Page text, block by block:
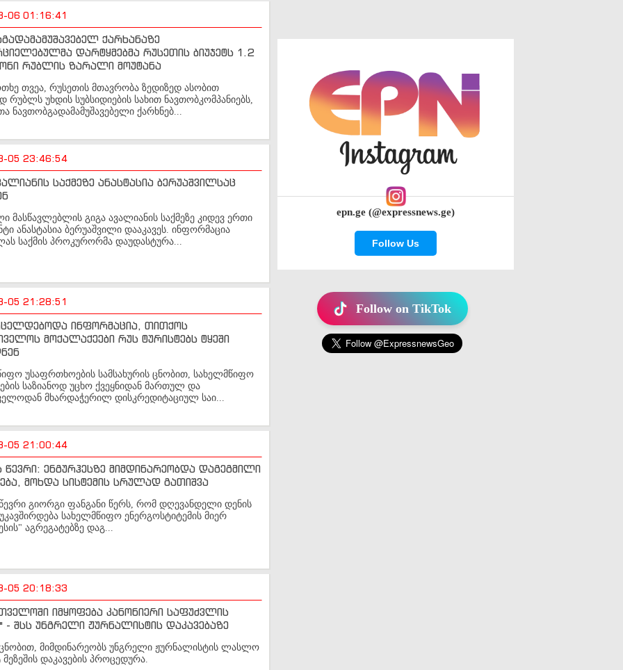
06 01:16:41
ქარხანაზე
დარტყმებმა რუსეთის ბიუჯეტს 1.2
რუბლის ზარალი მოუტანა
თვეა, რუსეთის მთავრობა ზედიზედ ასობით
რუბლს უხდის სუბსიდიების სახით ნავთობკომპანიებს,
ნავთობგადამამუშავებელი ქარხნებ...
05 23:46:54
საქმეზე ანასტასია ბერუაშვილსაც
მასწავლებლის გიგა ავალიანის საქმეზე კიდევ ერთი
ანასტასია ბერუაშვილი დააკავეს. ინფორმაცია
საქმის პროკურორმა დაუდასტურა...
05 21:28:51
ინფორმაცია, თითქოს
მოქალაქეები რუს ტურისტებს ტყეში
უსაფრთხოების სამსახურის ცნობით, სახელმწიფო
საზიანოდ უცხო ქვეყნიდან მართულ და
მხარდაჭერილ დისკრედიტაციულ საი...
05 21:00:44
წევრი: ენგურჰესზე მიმდინარეობდა დაგეგმილი
მოხდა სისტემის სრულად გათიშვა
წევრი გიორგი ფანგანი წერს, რომ დღევანდელი დენის
სახელმწიფო ენერგოსტიტემის მიერ
აგრეგატებზე დაგ...
05 20:18:33
იმყოფება კანონიერი საფუძვლის
- შსს უნგრელი ჟურნალისტის დაკავებაზე
ცნობით, მიმდინარეობს უნგრელი ჟურნალისტის ლასლო
დაკავების პროცედურა.
epn.ge (@expressnews.ge)
Follow Us
Follow on TikTok